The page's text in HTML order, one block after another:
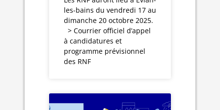
les-bains du vendredi 17 au
dimanche 20 octobre 2025.
> Courrier officiel d’appel
à candidatures et
programme prévisionnel
des RNF